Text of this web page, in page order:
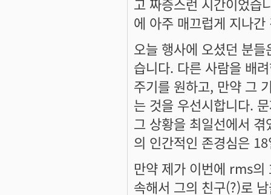
고 짜증스런 시간이었습
에 아주 매끄럽게 지나
오늘 행사에 오셨던 분
습니다. 다른 사람을 배
주기를 원하고, 만약 그
는 것을 우선시합니다.
그 상황을 최일선에서
의 인간적인 존경심은
만약 제가 이번에 rms의
속해서 그의 친구(?)로